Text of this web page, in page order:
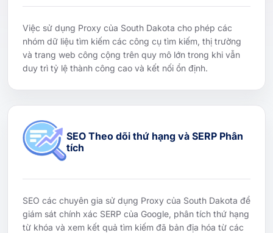
Việc sử dụng Proxy của South Dakota cho phép các
nhóm dữ liệu tìm kiếm các công cụ tìm kiếm, thị trường
và trang web công cộng trên quy mô lớn trong khi vẫn
duy trì tỷ lệ thành công cao và kết nối ổn định.
SEO Theo dõi thứ hạng và SERP Phân
tích
SEO các chuyên gia sử dụng Proxy của South Dakota để
giám sát chính xác SERP của Google, phân tích thứ hạng
từ khóa và xem kết quả tìm kiếm đã bản địa hóa từ các